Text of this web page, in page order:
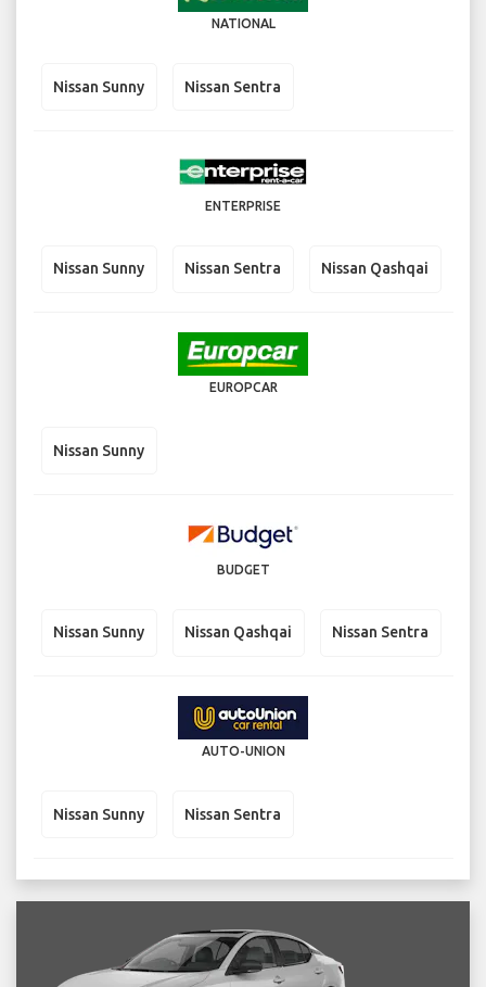
NATIONAL
Nissan Sunny Nissan Sentra
ENTERPRISE
Nissan Sunny Nissan Sentra Nissan Qashqai
EUROPCAR
Nissan Sunny
BUDGET
Nissan Sunny Nissan Qashqai Nissan Sentra
AUTO-UNION
Nissan Sunny Nissan Sentra